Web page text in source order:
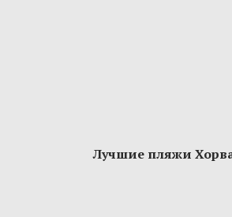
Лучшие пляжи